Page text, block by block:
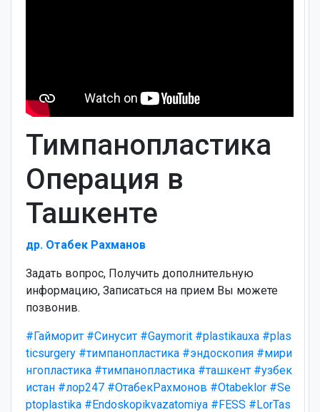
Тимпанопластика
Операция в
Ташкенте
др. Отабек Рахманов
Задать вопрос, Получить дополнительную
информацию, Записаться на прием Вы можете
позвонив.
#Гайморит #Синусит #Gaymorit #plastikauxa #plas
ticsurgery #тимпанопластика #эндоскопия #мири
нгопластика #тимпанопластика #ташкент #узбек
истан #лор247 #ОтабекРахмонов #Otabeklor #Se
ptoplastika #Endoskopikvazatomiya #FESS #LorTas